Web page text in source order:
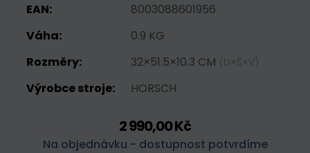
EAN:
8003088601956
Váha:
0.9 KG
Rozměry:
32×51.5×10.3 CM (D×Š×V)
Výrobce stroje: HORSCH
2 990,00 Kč
Na objednávku - dostupnost potvrdíme